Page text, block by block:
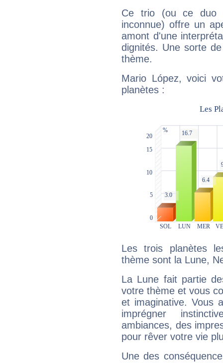
Ce trio (ou ce duo
inconnue) offre un
amont d'une
dignités. Une sorte
thème.
Mario López, voici
planètes :
Les trois planètes
thème sont la Lune,
La Lune fait partie
votre thème et vous
et imaginative. Vous
imprégner
ambiances, des
pour rêver votre vie
Une des